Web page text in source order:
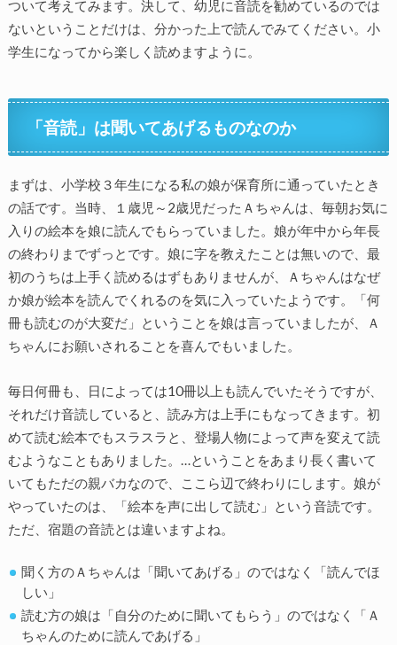
ついて考えてみます。決して、幼児に音読を勧めているのでは
ないということだけは、分かった上で読んでみてください。小
学生になってから楽しく読めますように。
「音読」は聞いてあげるものなのか
まずは、小学校３年生になる私の娘が保育所に通っていたとき
の話です。当時、１歳児～2歳児だったＡちゃんは、毎朝お気に
入りの絵本を娘に読んでもらっていました。娘が年中から年長
の終わりまでずっとです。娘に字を教えたことは無いので、最
初のうちは上手く読めるはずもありませんが、Ａちゃんはなぜ
か娘が絵本を読んでくれるのを気に入っていたようです。「何
冊も読むのが大変だ」ということを娘は言っていましたが、Ａ
ちゃんにお願いされることを喜んでもいました。
毎日何冊も、日によっては10冊以上も読んでいたそうですが、
それだけ音読していると、読み方は上手にもなってきます。初
めて読む絵本でもスラスラと、登場人物によって声を変えて読
むようなこともありました。…ということをあまり長く書いて
いてもただの親バカなので、ここら辺で終わりにします。娘が
やっていたのは、「絵本を声に出して読む」という音読です。
ただ、宿題の音読とは違いますよね。
聞く方のＡちゃんは「聞いてあげる」のではなく「読んでほ
しい」
読む方の娘は「自分のために聞いてもらう」のではなく「Ａ
ちゃんのために読んであげる」